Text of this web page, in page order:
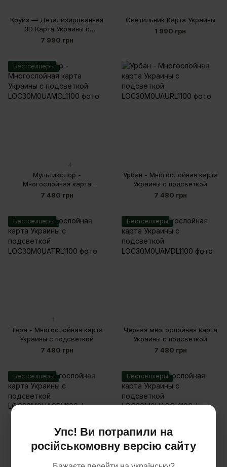
Упс! Ви потрапили на
російськомовну версію сайту
Круиз — Детализированная
3D Карта Украины с
Подсветкой
7 990 грн
Светильник Карта Украины
1 990 грн
Бестселлеры
Мультиколор -
Многослойная карта
Украины с подсветкой
7 480 грн
Урбан - Многослойная карта
Украины с подсветкой
7 480 грн
Бестселлеры
Тера - Многослойная карта
Украины с подсветкой
7 480 грн
Бестселлеры
Черная многослойная карта
Украины с подсветкой
7 480 грн
Бестселлеры Бестселлеры